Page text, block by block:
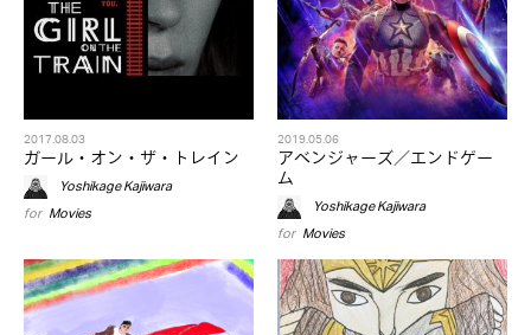
2017.08.03
ガール・オン・ザ・トレイン
Yoshikage Kajiwara
for Movies
2019.05.06
アベンジャーズ／エンドゲー
ム
Yoshikage Kajiwara
for Movies